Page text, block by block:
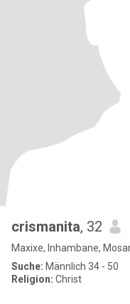
crismanita, 32
Maxixe, Inhambane,
Suche: Männlich 34 - 50
Religion: Christ